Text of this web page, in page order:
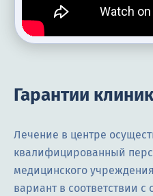
Гарантии
Лечение в центре
квалифицированный
медицинского
вариант в соответствии